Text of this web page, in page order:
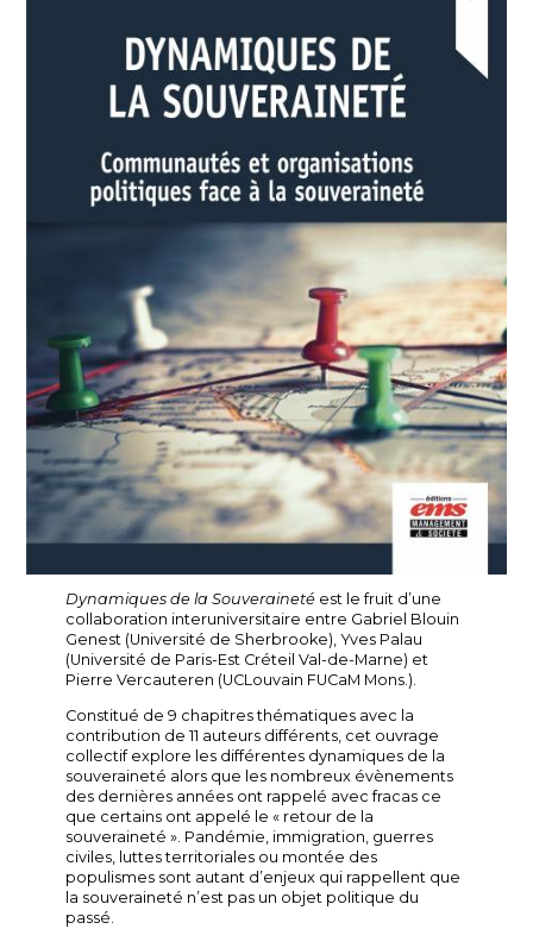
Dynamiques de la Souveraineté est le fruit d’une
collaboration interuniversitaire entre Gabriel Blouin
Genest (Université de Sherbrooke), Yves Palau
(Université de Paris-Est Créteil Val-de-Marne) et
Pierre Vercauteren (UCLouvain FUCaM Mons.).
Constitué de 9 chapitres thématiques avec la
contribution de 11 auteurs différents, cet ouvrage
collectif explore les différentes dynamiques de la
souveraineté alors que les nombreux évènements
des dernières années ont rappelé avec fracas ce
que certains ont appelé le « retour de la
souveraineté ». Pandémie, immigration, guerres
civiles, luttes territoriales ou montée des
populismes sont autant d’enjeux qui rappellent que
la souveraineté n’est pas un objet politique du
passé.